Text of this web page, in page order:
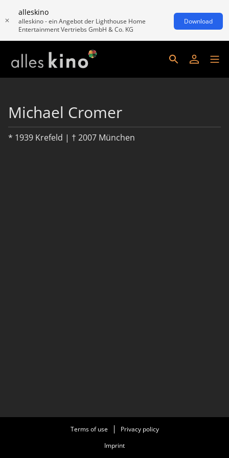
alleskino
alleskino - ein Angebot der Lighthouse Home
Entertainment Vertriebs GmbH & Co. KG
Download
Michael Cromer
* 1939 Krefeld | † 2007 München
Terms of use
Privacy policy
Imprint